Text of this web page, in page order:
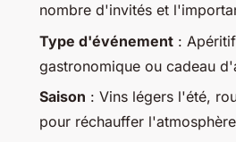
nombre d'invités et
Type d'événement :
gastronomique ou cadeau
Saison : Vins légers l'été,
pour réchauffer